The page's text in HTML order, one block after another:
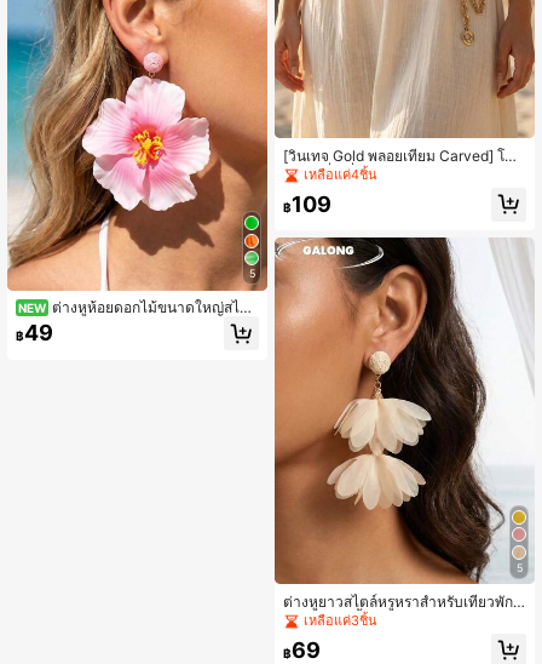
5
NEW ต่างหูห้อยดอกไม้ขนาดใหญ่สไตล์
โบฮีเมียนสำหรับผู้หญิง ดีไซน์ดอกชบา
แบบส่วนตัวสำหรับฤดูร้อน ต่างหูห้อยแ
฿49
[วินเทจ Gold พลอยเทียม Carved] โซ่ค
าดเอวสี่เหลี่ยมสำหรับผู้หญิง 2024 โซ่ค
าดเอวหรูหราใหม่สไตล์ Ins, เครื่องประ
ดับเข็มขัดคาดเอวพู่หลายชั้น Y2K สำห
เหลือแค่4ชิ้น
฿109
5
ต่างหูยาวสไตล์หรูหราสำหรับเที่ยวพักผ่
อนและปาร์ตี้ สีแดงกุหลาบ ลายดอกไม้
3D กลีบชิฟฟอนซ้อนชั้น แบบห้อย พร้อ
มก้านเกสรสีทอง เหมาะสำหรับผิวโทนเ
เหลือแค่3ชิ้น
฿69